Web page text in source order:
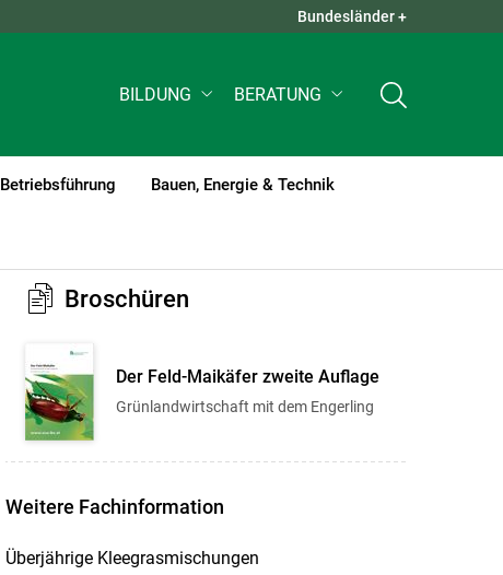
QUICK LINKS +
Bundesländer +
BILDUNG BERATUNG
Betriebsführung Bauen, Energie & Technik
Broschüren
Der Feld-Maikäfer zweite Auflage
Grünlandwirtschaft mit dem Engerling
Weitere Fachinformation
Überjährige Kleegrasmischungen